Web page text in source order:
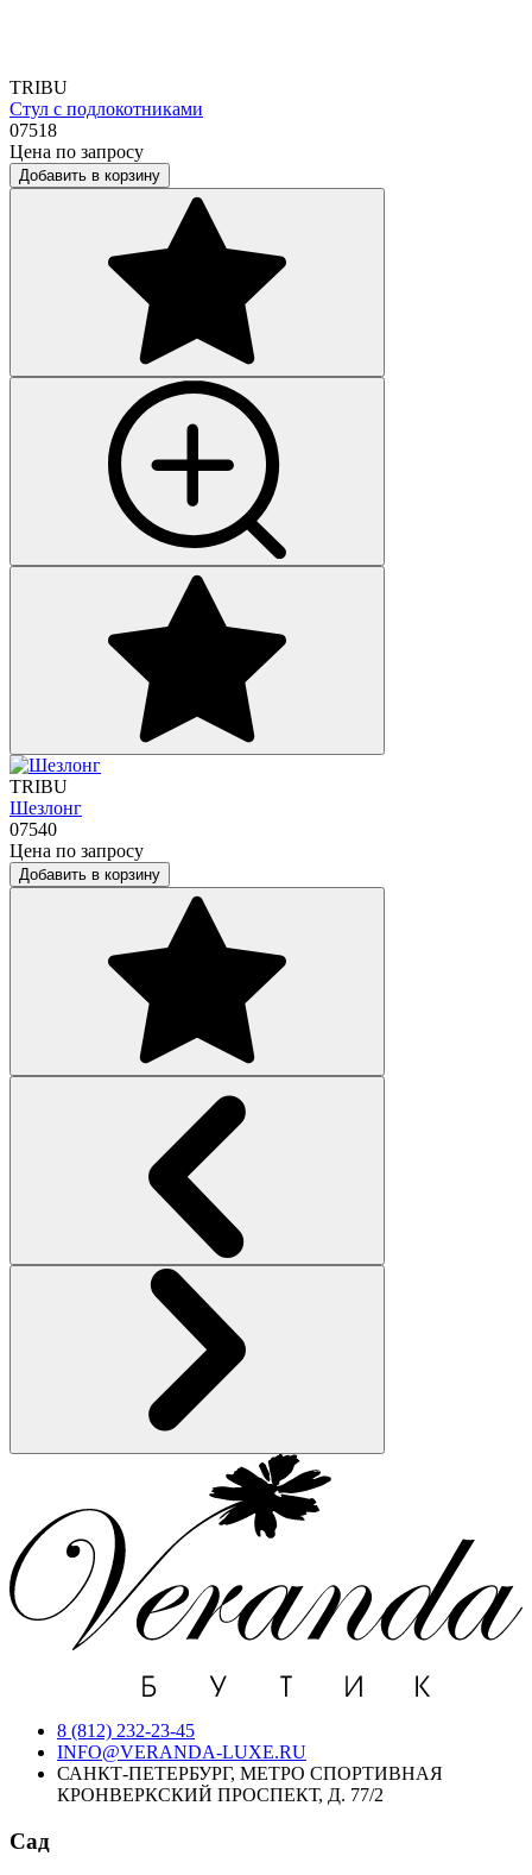
TRIBU
Стул с подлокотниками
07518
Цена по запросу
Добавить в корзину
TRIBU
Шезлонг
07540
Цена по запросу
Добавить в корзину
8 (812) 232-23-45
INFO@VERANDA-LUXE.RU
САНКТ-ПЕТЕРБУРГ, МЕТРО СПОРТИВНАЯ
КРОНВЕРКСКИЙ ПРОСПЕКТ, Д. 77/2
Сад